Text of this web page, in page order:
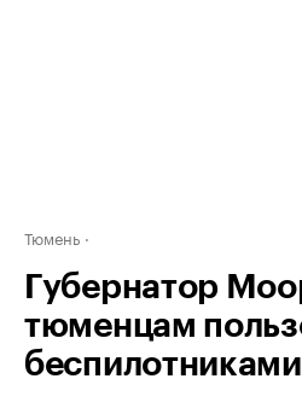
Тюмень
Губернатор
тюменцам
беспилотниками